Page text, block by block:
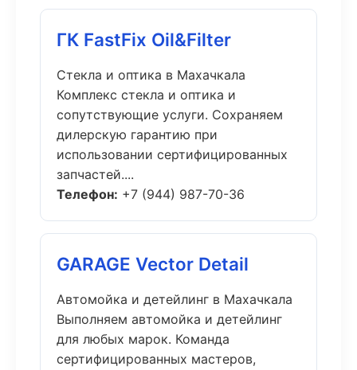
ГК FastFix Oil&Filter
Стекла и оптика в Махачкала
Комплекс стекла и оптика и
сопутствующие услуги. Сохраняем
дилерскую гарантию при
использовании сертифицированных
запчастей....
Телефон: +7 (944) 987-70-36
GARAGE Vector Detail
Автомойка и детейлинг в Махачкала
Выполняем автомойка и детейлинг
для любых марок. Команда
сертифицированных мастеров,